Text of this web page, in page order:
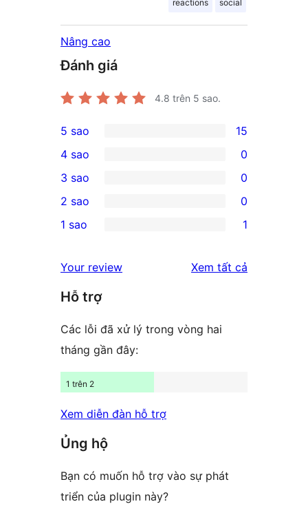
reactions social
Nâng cao
Đánh giá
4.8 trên 5 sao.
15
5-
star
reviews
5 sao 15
4-
star
reviews
4 sao 0
0
3-
star
3 sao 0
2-
reviews
2 sao 0
star
review
1 sao 1
Your review Xem tất cả
Hỗ trợ
Các lỗi đã xử lý trong vòng hai
tháng gần đây:
1 trên 2
Xem diễn đàn hỗ trợ
Ủng hộ
Bạn có muốn hỗ trợ vào sự phát
triển của plugin này?